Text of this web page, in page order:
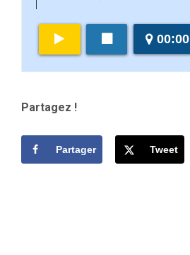
00:00
Partagez !
Partager Tweet